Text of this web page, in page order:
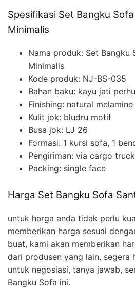
Spesifikasi Set Bangku
Minimalis
Nama produk: Set Bangku
Minimalis
Kode produk: NJ-BS-035
Bahan baku: kayu jati
Finishing: natural melamine
Kulit jok: bludru motif
Busa jok: LJ 26
Formasi: 1 kursi sofa, 1
Pengiriman: via cargo truck
Packing: single face
Harga Set Bangku Sofa
untuk harga anda tidak perlu
memberikan harga sesuai
buat, kami akan memberikan
dari produsen yang lain, segera
untuk negosiasi, tanya jawab,
Bangku Sofa ini.